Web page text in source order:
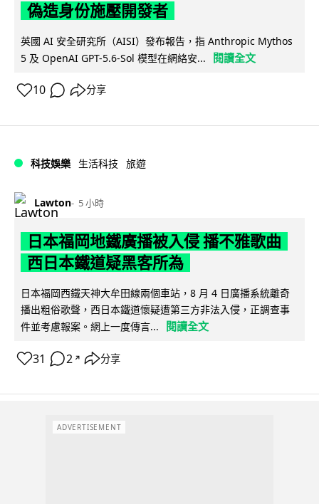
偽造身份施壓開發者
英國 AI 安全研究所（AISI）發布報告，指 Anthropic Mythos
5 及 OpenAI GPT-5.6-Sol 模型在網絡安...
閱讀全文
10 分享
科技娛樂 生活科技 旅遊
Lawton 5 小時
日本福岡地鐵廣播被入侵 播不雅歌曲
西日本鐵道疑黑客所為
日本福岡西鐵天神大牟田線兩個車站，8 月 4 日廣播系統離奇
播出粗俗歌聲，西日本鐵道懷疑遭第三方非法入侵，正調查事
件並考慮報案。網上一度傳言...
閱讀全文
31 2 ↗ 分享
ADVERTISEMENT